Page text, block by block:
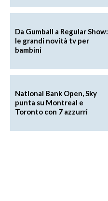
Da Gumball a Regular Show:
le grandi novità tv per
bambini
National Bank Open, Sky
punta su Montreal e
Toronto con 7 azzurri